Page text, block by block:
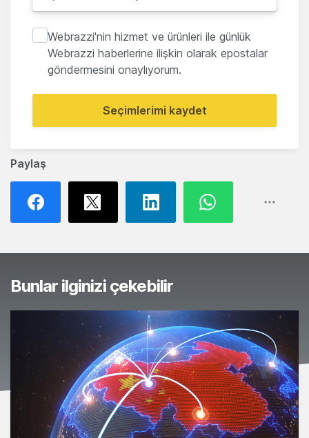
Paylaş
Webrazzi'nin hizmet ve ürünleri ile günlük
Webrazzi haberlerine ilişkin olarak epostalar
göndermesini onaylıyorum.
Seçimlerimi kaydet
Bunlar ilginizi çekebilir